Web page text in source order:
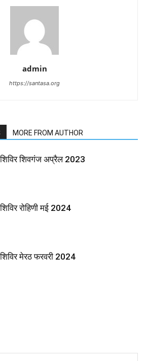
admin
https://santasa.org
MORE FROM AUTHOR
शिवगंज अप्रैल 2023
रोहिणी मई 2024
मेरठ फरवरी 2024